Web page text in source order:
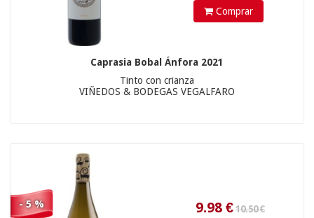
Comprar
Caprasia Bobal Ánfora 2021
Tinto con crianza
VIÑEDOS & BODEGAS VEGALFARO
- 5 %